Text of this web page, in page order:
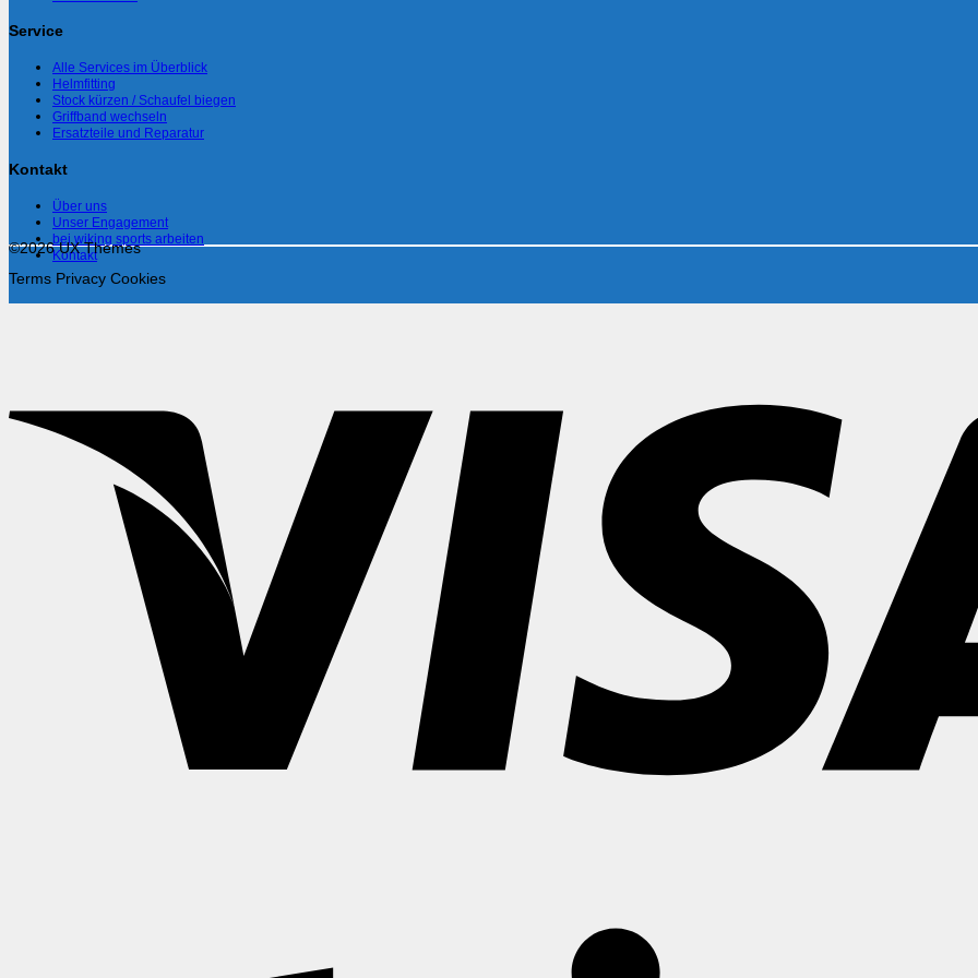
Service
Alle Services im Überblick
Helmfitting
Stock kürzen / Schaufel biegen
Griffband wechseln
Ersatzteile und Reparatur
Kontakt
Über uns
Unser Engagement
bei wiking sports arbeiten
Kontakt
©2026 UX Themes
Terms Privacy Cookies